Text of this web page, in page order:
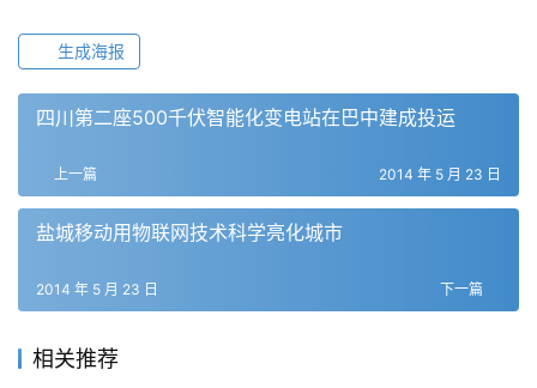
生成海报
四川第二座500千伏智能化变电站在巴中建成投运
上一篇 2014 年 5 月 23 日
盐城移动用物联网技术科学亮化城市
下一篇
2014 年 5 月 23 日
相关推荐